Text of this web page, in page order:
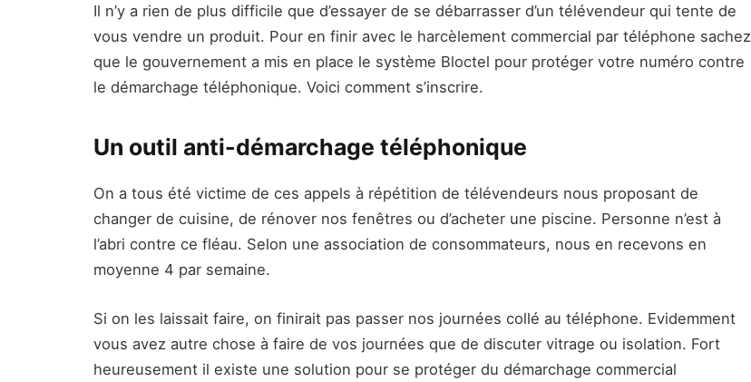
Il n’y a rien de plus difficile que d’essayer de se débarrasser d’un télévendeur qui tente de
vous vendre un produit. Pour en finir avec le harcèlement commercial par téléphone sachez
que le gouvernement a mis en place le système Bloctel pour protéger votre numéro contre
le démarchage téléphonique. Voici comment s’inscrire.
Un outil anti-démarchage téléphonique
On a tous été victime de ces appels à répétition de télévendeurs nous proposant de
changer de cuisine, de rénover nos fenêtres ou d’acheter une piscine. Personne n’est à
l’abri contre ce fléau. Selon une association de consommateurs, nous en recevons en
moyenne 4 par semaine.
Si on les laissait faire, on finirait pas passer nos journées collé au téléphone. Evidemment
vous avez autre chose à faire de vos journées que de discuter vitrage ou isolation. Fort
heureusement il existe une solution pour se protéger du démarchage commercial